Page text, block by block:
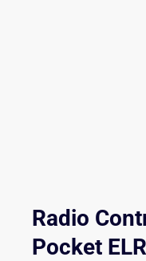
Radio
Pocket